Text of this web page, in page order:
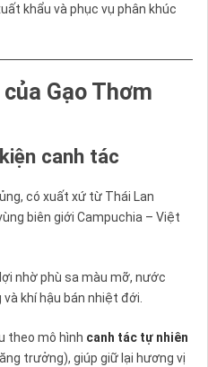
khẩu và phục vụ phân khúc
Gạo Thơm
canh tác
có xuất xứ từ Thái Lan
biên giới Campuchia – Việt
nhờ phù sa màu mỡ, nước
khí hậu bán nhiệt đới.
theo mô hình canh tác tự nhiên
trưởng), giúp giữ lại hương vị